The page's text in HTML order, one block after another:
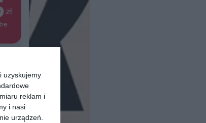
uzyskujemy
reklam i
i nasi
urządzeń.